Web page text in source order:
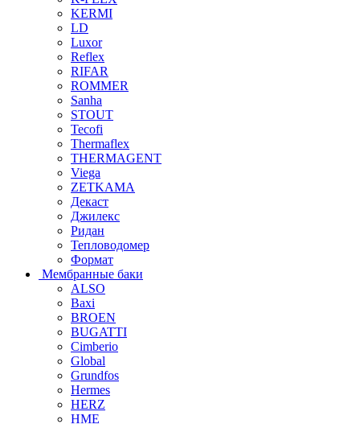
KERMI
LD
Luxor
Reflex
RIFAR
ROMMER
Sanha
STOUT
Tecofi
Thermaflex
THERMAGENT
Viega
ZETKAMA
Декаст
Джилекс
Ридан
Тепловодомер
Формат
Мембранные баки
ALSO
Baxi
BROEN
BUGATTI
Cimberio
Global
Grundfos
Hermes
HERZ
HME